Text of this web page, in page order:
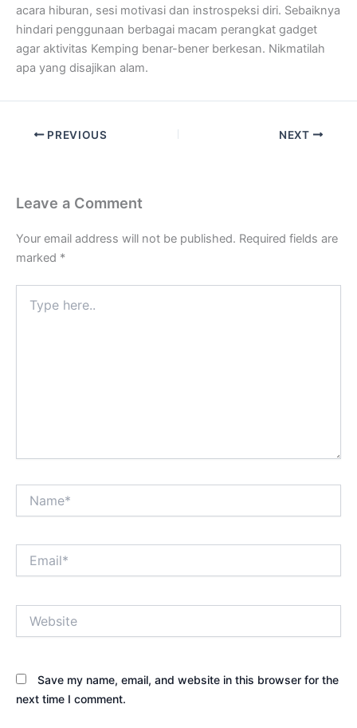
acara hiburan, sesi motivasi dan instrospeksi diri. Sebaiknya
hindari penggunaan berbagai macam perangkat gadget
agar aktivitas Kemping benar-bener berkesan. Nikmatilah
apa yang disajikan alam.
PREVIOUS NEXT
Leave a Comment
Your email address will not be published. Required fields are
marked *
here..
Save my name, email, and website in this browser for the
next time I comment.